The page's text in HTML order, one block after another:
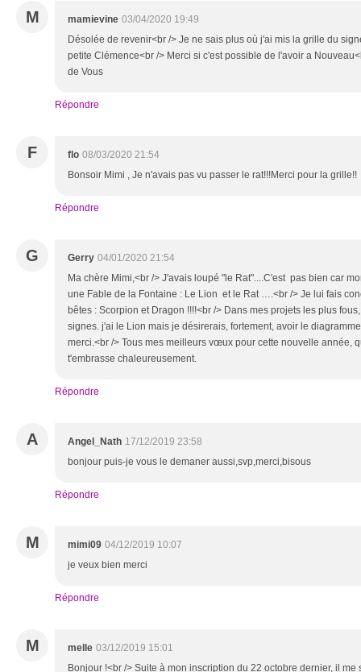
M mamievine 03/04/2020 19:49
Désolée de revenir<br /> Je ne sais plus où j'ai mis la grille du
petite Clémence<br /> Merci si c'est possible de l'avoir a
de Vous
Répondre
F flo 08/03/2020 21:54
Bonsoir Mimi , Je n'avais pas vu passer le rat!!!Merci pour la grille!!
Répondre
G Gerry 04/01/2020 21:54
Ma chère Mimi,<br /> J'avais loupé "le Rat"....C'est pas bien car
une Fable de la Fontaine : Le Lion et le Rat ….<br /> Je lui fais
bêtes : Scorpion et Dragon !!!!<br /> Dans mes projets les plus
signes. j'ai le Lion mais je désirerais, fortement, avoir le
merci.<br /> Tous mes meilleurs vœux pour cette nouvelle année,
t'embrasse chaleureusement.
Répondre
A Angel_Nath 17/12/2019 23:58
bonjour puis-je vous le demaner aussi,svp,merci,bisous
Répondre
M mimi09 04/12/2019 10:07
je veux bien merci
Répondre
M melle 03/12/2019 15:01
Bonjour !<br /> Suite à mon inscription du 22 octobre dernier, il